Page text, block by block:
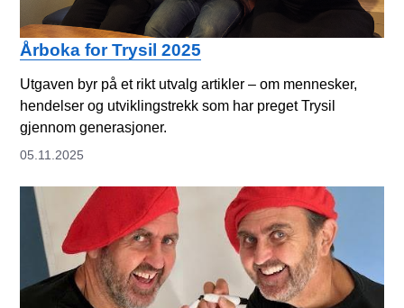
Årboka for Trysil 2025
Utgaven byr på et rikt utvalg artikler – om mennesker,
hendelser og utviklingstrekk som har preget Trysil
gjennom generasjoner.
05.11.2025